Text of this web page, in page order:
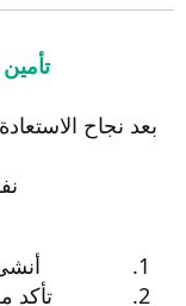
بعد نجاح
تأكد